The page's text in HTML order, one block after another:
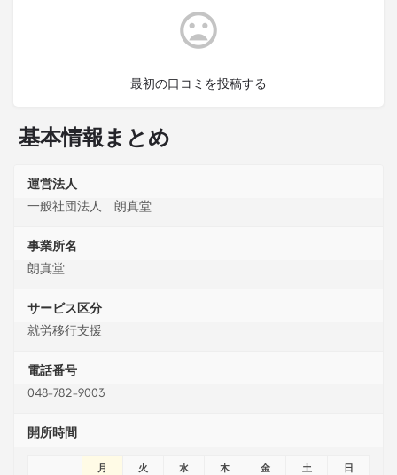
最初の口コミを投稿する
基本情報まとめ
運営法人
一般社団法人 朗真堂
事業所名
朗真堂
サービス区分
就労移行支援
電話番号
048-782-9003
開所時間
月 火 水 木 金 土 日